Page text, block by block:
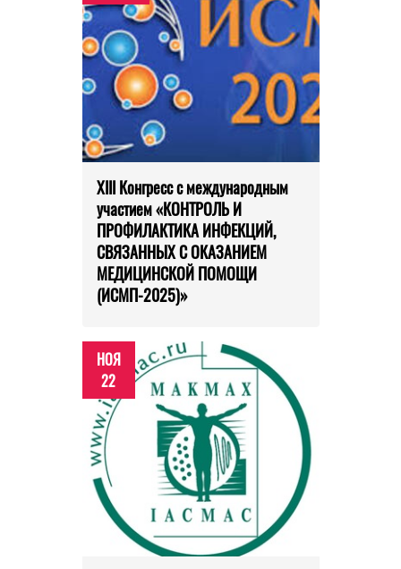
XIII Конгресс с международным
участием «КОНТРОЛЬ И
ПРОФИЛАКТИКА ИНФЕКЦИЙ,
СВЯЗАННЫХ С ОКАЗАНИЕМ
МЕДИЦИНСКОЙ ПОМОЩИ
(ИСМП-2025)»
НОЯ
22